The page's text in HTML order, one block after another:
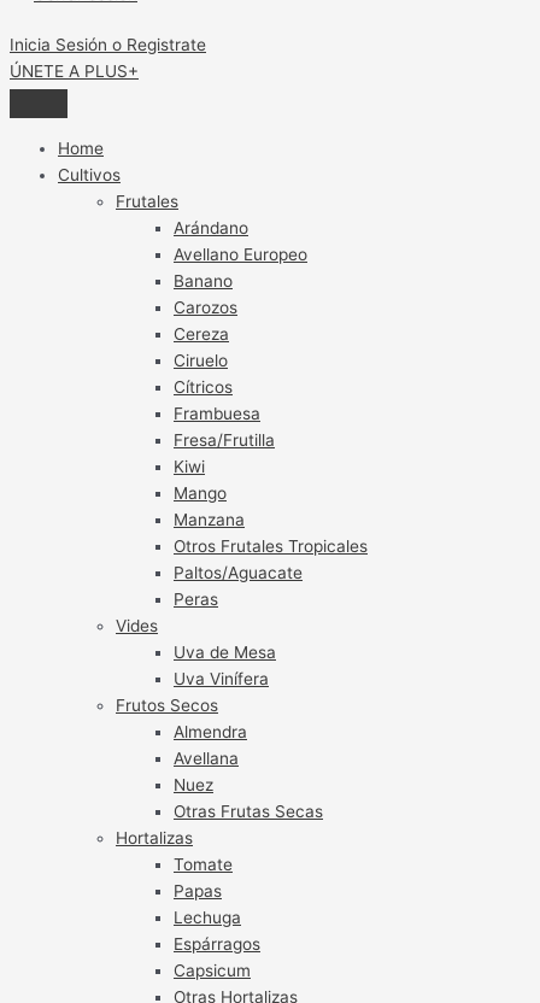
Inicia Sesión o Registrate
ÚNETE A PLUS+
Home
Cultivos
Frutales
Arándano
Avellano Europeo
Banano
Carozos
Cereza
Ciruelo
Cítricos
Frambuesa
Fresa/Frutilla
Kiwi
Mango
Manzana
Otros Frutales Tropicales
Paltos/Aguacate
Peras
Vides
Uva de Mesa
Uva Vinífera
Frutos Secos
Almendra
Avellana
Nuez
Otras Frutas Secas
Hortalizas
Tomate
Papas
Lechuga
Espárragos
Capsicum
Otras Hortalizas